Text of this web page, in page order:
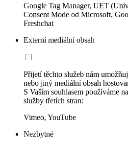
Google Tag Manager, UET
Consent Mode od Microsoft,
Freshchat
Externí mediální obsah
Přijetí těchto služeb nám
nebo jiný mediální obsah
S Vaším souhlasem používáme
služby třetích stran:
Vimeo, YouTube
Nezbytné